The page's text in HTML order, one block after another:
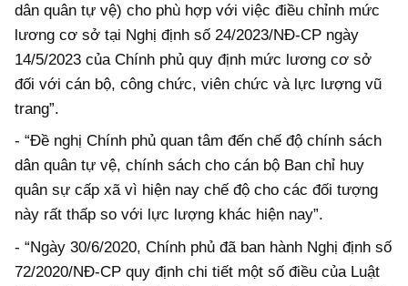
dân quân tự vệ) cho phù hợp với việc điều chỉnh mức
lương cơ sở tại Nghị định số 24/2023/NĐ-CP ngày
14/5/2023 của Chính phủ quy định mức lương cơ sở
đối với cán bộ, công chức, viên chức và lực lượng vũ
trang”.
- “Đề nghị Chính phủ quan tâm đến chế độ chính sách
dân quân tự vệ, chính sách cho cán bộ Ban chỉ huy
quân sự cấp xã vì hiện nay chế độ cho các đối tượng
này rất thấp so với lực lượng khác hiện nay”.
- “Ngày 30/6/2020, Chính phủ đã ban hành Nghị định số
72/2020/NĐ-CP quy định chi tiết một số điều của Luật